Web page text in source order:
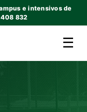
e intensivos de
408 832
☰